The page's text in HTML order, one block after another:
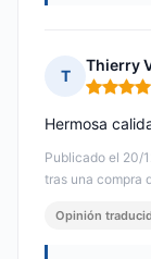
T
Thierry
Nota: 5
Publicado el 20/
tras una compra
Hermosa
Opinión